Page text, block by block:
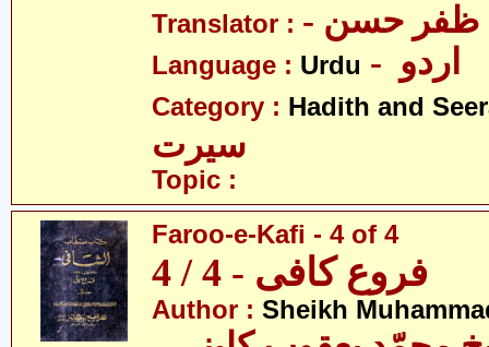
Translator : ظفر حسن
Language : Urdu
Category : Hadith and
سیرت
Topic :
Faroo-e-Kafi - 4 of 4
فروع کافی - 4 / 4
Author : Sheikh